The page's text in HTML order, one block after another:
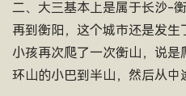
二、大三基本上是属于长沙-
再到衡阳，这个城市还是发
小孩再次爬了一次衡山，说
环山的小巴到半山，然后从中